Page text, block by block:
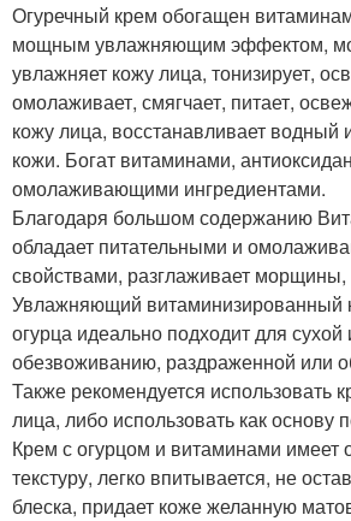
Огуречный крем обогащен
мощным увлажняющим эффектом,
увлажняет кожу лица, тонизирует,
омолаживает, смягчает, питает,
кожу лица, восстанавливает
кожи. Богат витаминами,
омолаживающими ингредиентами.
Благодаря большом содержанию
обладает питательными и
свойствами, разглаживает морщины,
Увлажняющий витаминизированный
огурца идеально подходит для сухой
обезвоживанию, раздраженной или
Также рекомендуется использовать
лица, либо использовать как основу
Крем с огурцом и витаминами имеет
текстуру, легко впитывается, не
блеска, придает коже желанную